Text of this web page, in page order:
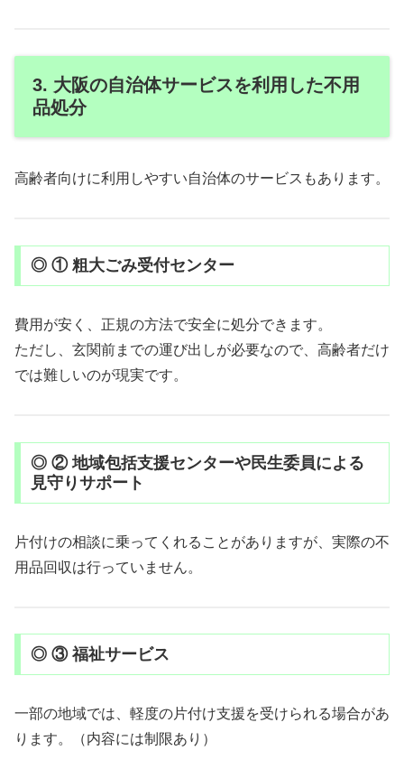
3. 大阪の自治体サービスを利用した不用
品処分
高齢者向けに利用しやすい自治体のサービスもあります。
◎ ① 粗大ごみ受付センター
費用が安く、正規の方法で安全に処分できます。
ただし、玄関前までの運び出しが必要なので、高齢者だけ
では難しいのが現実です。
◎ ② 地域包括支援センターや民生委員による
見守りサポート
片付けの相談に乗ってくれることがありますが、実際の不
用品回収は行っていません。
◎ ③ 福祉サービス
一部の地域では、軽度の片付け支援を受けられる場合があ
ります。（内容には制限あり）